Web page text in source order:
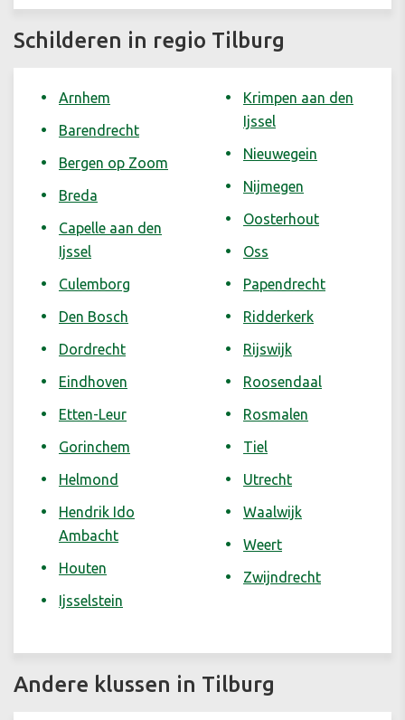
Schilderen in regio Tilburg
Arnhem
Barendrecht
Bergen op Zoom
Breda
Capelle aan den
Ijssel
Culemborg
Den Bosch
Dordrecht
Eindhoven
Etten-Leur
Gorinchem
Helmond
Hendrik Ido
Ambacht
Houten
Ijsselstein
Krimpen aan den
Ijssel
Nieuwegein
Nijmegen
Oosterhout
Oss
Papendrecht
Ridderkerk
Rijswijk
Roosendaal
Rosmalen
Tiel
Utrecht
Waalwijk
Weert
Zwijndrecht
Andere klussen in Tilburg